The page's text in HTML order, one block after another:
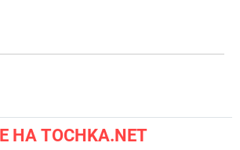
НА TOCHKA.NET